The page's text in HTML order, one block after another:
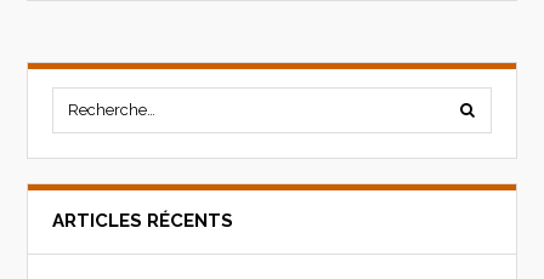
ARTICLES RÉCENTS